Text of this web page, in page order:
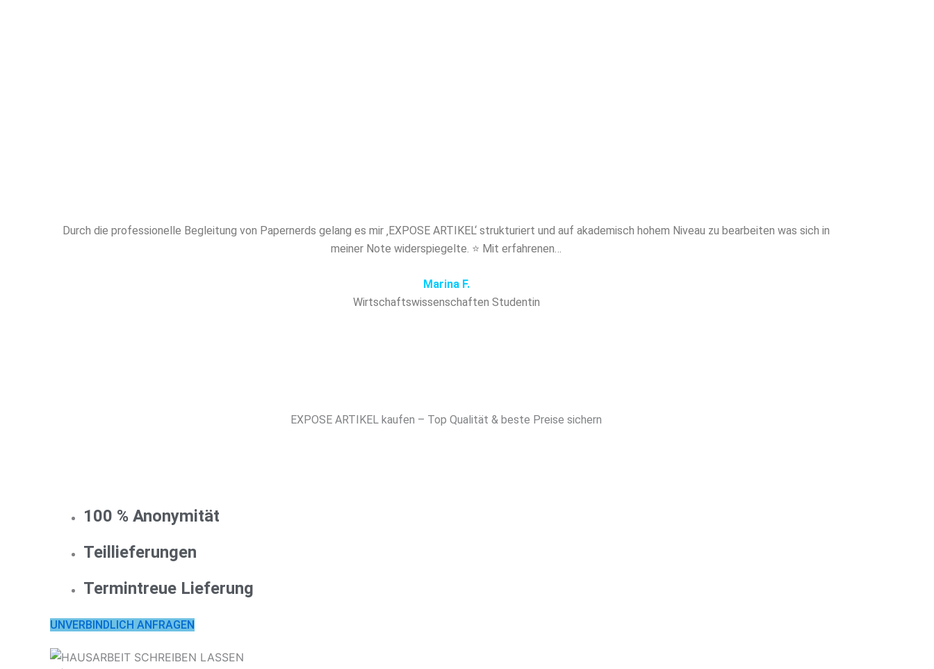
Durch die professionelle Begleitung von Papernerds gelang es mir ‚EXPOSE ARTIKEL‘ strukturiert und auf akademisch hohem Niveau zu bearbeiten was sich in
meiner Note widerspiegelte. ⭐ Mit erfahrenen…
Marina F.
Wirtschaftswissenschaften Studentin
EXPOSE ARTIKEL kaufen – Top Qualität & beste Preise sichern
100 % Anonymität
Teillieferungen
Termintreue Lieferung
UNVERBINDLICH ANFRAGEN